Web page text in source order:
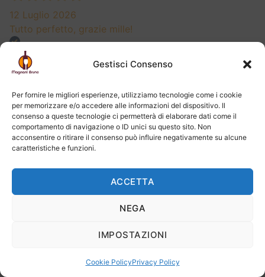
Gestisci Consenso
Per fornire le migliori esperienze, utilizziamo tecnologie come i cookie
per memorizzare e/o accedere alle informazioni del dispositivo. Il
consenso a queste tecnologie ci permetterà di elaborare dati come il
comportamento di navigazione o ID unici su questo sito. Non
acconsentire o ritirare il consenso può influire negativamente su alcune
caratteristiche e funzioni.
ACCETTA
NEGA
IMPOSTAZIONI
Cookie PolicyPrivacy Policy
12 Luglio 2026
Tutto perfetto, grazie mille!
Acquirente verificato
09 Luglio 2026
Buon prodotto. E ottima la professionalità nella
consegna
disponibile il vino che cercavo. Spedizione e